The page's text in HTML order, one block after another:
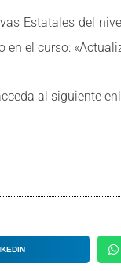
Estatales del
el curso:
al siguiente